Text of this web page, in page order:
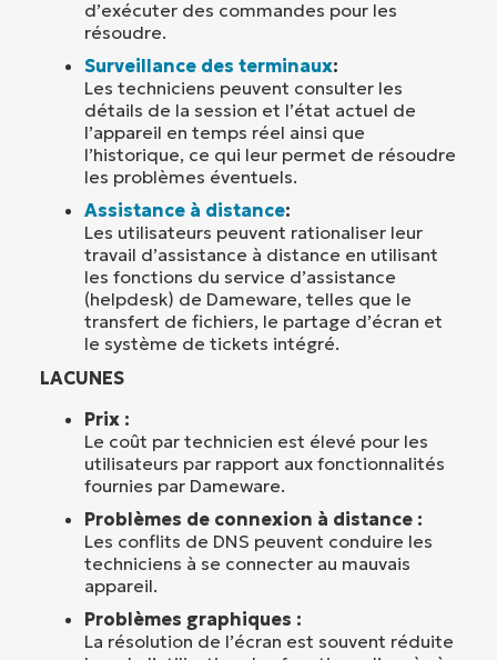
d’exécuter des commandes pour les
résoudre.
Surveillance des terminaux:
Les techniciens peuvent consulter les
détails de la session et l’état actuel de
l’appareil en temps réel ainsi que
l’historique, ce qui leur permet de résoudre
les problèmes éventuels.
Assistance à distance:
Les utilisateurs peuvent rationaliser leur
travail d’assistance à distance en utilisant
les fonctions du service d’assistance
(helpdesk) de Dameware, telles que le
transfert de fichiers, le partage d’écran et
le système de tickets intégré.
LACUNES
Prix :
Le coût par technicien est élevé pour les
utilisateurs par rapport aux fonctionnalités
fournies par Dameware.
Problèmes de connexion à distance :
Les conflits de DNS peuvent conduire les
techniciens à se connecter au mauvais
appareil.
Problèmes graphiques :
La résolution de l’écran est souvent réduite